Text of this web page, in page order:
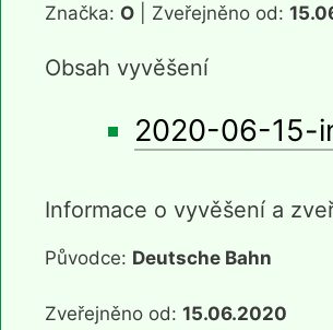
Značka: O | Zveřejněno od:
Obsah vyvěšení
2020-06-15-
Informace o vyvěšení a
Původce: Deutsche Bahn
Zveřejněno od: 15.06.2020